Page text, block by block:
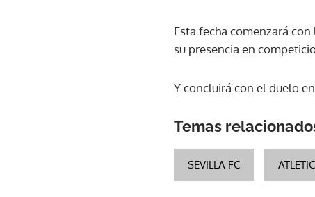
Esta fecha comenzará
su presencia en
Y concluirá con el duelo
Temas
SEVILLA FC